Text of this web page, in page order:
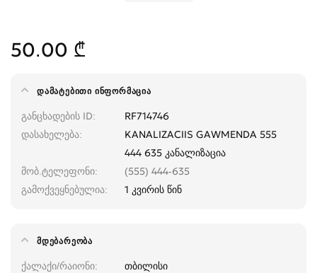
50.00 ₾
ᲓᲐᲛᲐᲢᲔᲑᲘᲗᲘ ᲘᲜᲤᲝᲠᲛᲐᲪᲘᲐ
განცხადების ID
RF714746
დასახელება
KANALIZACIIS GAWMENDA 555
444 635 კანალიზაცია
მობ.ტელეფონი
(555) 444-635
გამოქვეყნებულია
1 კვირის წინ
ᲛᲓᲔᲑᲐᲠᲔᲝᲑᲐ
ქალაქი/რაიონი თბილისი